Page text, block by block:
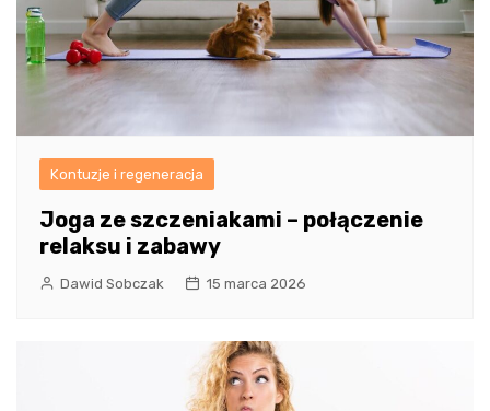
Kontuzje i regeneracja
Joga ze szczeniakami – połączenie
relaksu i zabawy
Dawid Sobczak 15 marca 2026